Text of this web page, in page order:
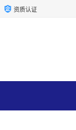
资质认证